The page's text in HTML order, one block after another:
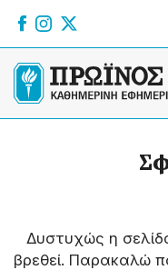
Δυστυχώς η
βρεθεί. Παρακαλώ